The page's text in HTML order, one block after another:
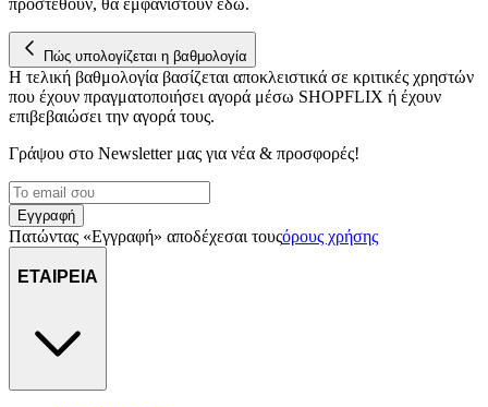
προστεθούν, θα εμφανιστούν εδώ.
Πώς υπολογίζεται η βαθμολογία
Η τελική βαθμολογία βασίζεται αποκλειστικά σε κριτικές χρηστών
που έχουν πραγματοποιήσει αγορά μέσω SHOPFLIX ή έχουν
επιβεβαιώσει την αγορά τους.
Γράψου στο Νewsletter μας για νέα & προσφορές!
Εγγραφή
Πατώντας «Εγγραφή» αποδέχεσαι τουςόρους χρήσης
ΕΤΑΙΡΕΙΑ